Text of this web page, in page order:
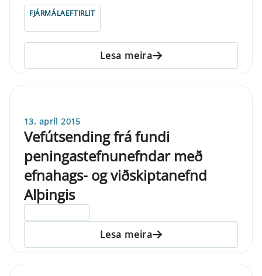
FJÁRMÁLAEFTIRLIT
Lesa meira
13. apríl 2015
Vefútsending frá fundi
peningastefnunefndar með
efnahags- og viðskiptanefnd
Alþingis
Lesa meira